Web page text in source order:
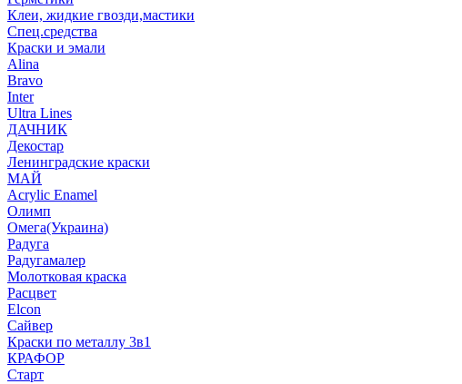
Клеи, жидкие гвозди,мастики
Спец.средства
Краски и эмали
Alina
Bravo
Inter
Ultra Lines
ДАЧНИК
Декостар
Ленинградские краски
МАЙ
Acrylic Enamel
Олимп
Омега(Украина)
Радуга
Радугамалер
Молотковая краска
Расцвет
Elcon
Сайвер
Краски по металлу 3в1
КРАФОР
Старт